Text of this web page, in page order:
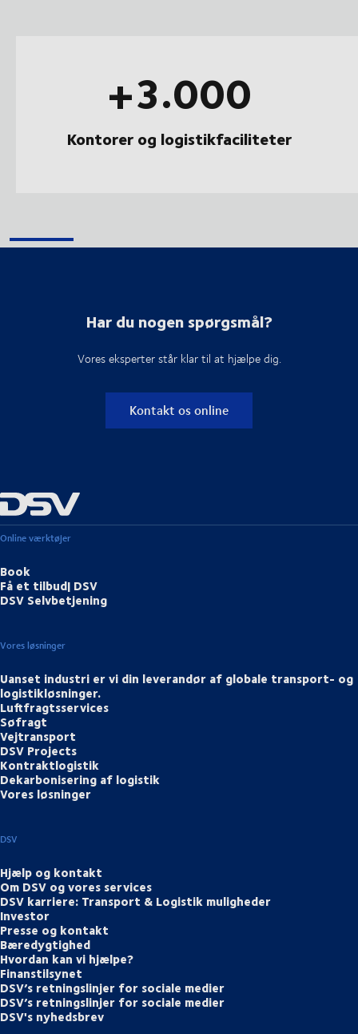
+3.000
Kontorer og logistikfaciliteter
Har du nogen spørgsmål?
Vores eksperter står klar til at hjælpe dig.
Kontakt os online
Online værktøjer
Book
Få et tilbud| DSV
DSV Selvbetjening
Vores løsninger
Uanset industri er vi din leverandør af globale transport- og
logistikløsninger.
Luftfragtsservices
Søfragt
Vejtransport
DSV Projects
Kontraktlogistik
Dekarbonisering af logistik
Vores løsninger
DSV
Hjælp og kontakt
Om DSV og vores services
DSV karriere: Transport & Logistik muligheder
Investor
Presse og kontakt
Bæredygtighed
Hvordan kan vi hjælpe?
Finanstilsynet
DSV’s retningslinjer for sociale medier
DSV’s retningslinjer for sociale medier
DSV's nyhedsbrev